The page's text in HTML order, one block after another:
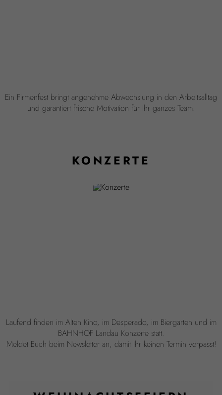
Ein Firmenfest bringt angenehme Abwechslung in den Arbeitsalltag
und garantiert frische Motivation für Ihr ganzes Team.
KONZERTE
Laufend finden im Alten Kino, im Desperado, im Biergarten und im
BAHNHOF Landau Konzerte statt.
Meldet Euch beim Newsletter an, damit Ihr keinen Termin verpasst!